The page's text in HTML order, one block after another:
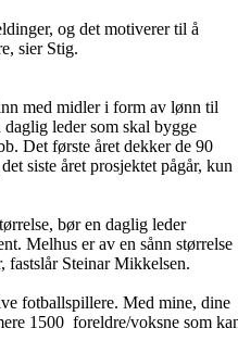
og det motiverer til å
sier Stig.
med midler i form av lønn til
daglig leder som skal bygge
Det første året dekker de 90
siste året prosjektet pågår, kun
bør en daglig leder
Melhus er av en sånn størrelse
fastslår Steinar Mikkelsen.
fotballspillere. Med mine, dine
1500 foreldre/voksne som